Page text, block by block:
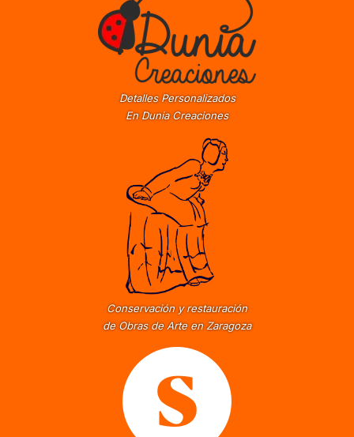
Detalles Personalizados
En Dunia Creaciones
Conservación y restauración
de Obras de Arte en Zaragoza